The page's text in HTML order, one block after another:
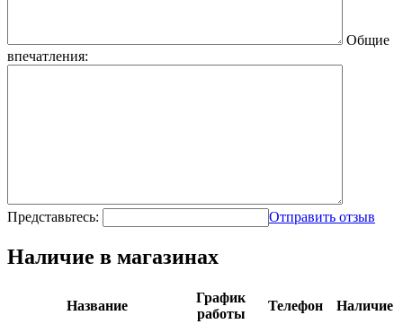
Общие
впечатления:
Представьтесь: Отправить отзыв
Наличие в магазинах
Название
График
работы
Телефон
Наличие